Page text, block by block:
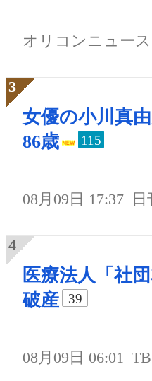
オリコンニュース
女優の小川真
86歳
115
08月09日 17:37
医療法人「社
破産
39
08月09日 06:01